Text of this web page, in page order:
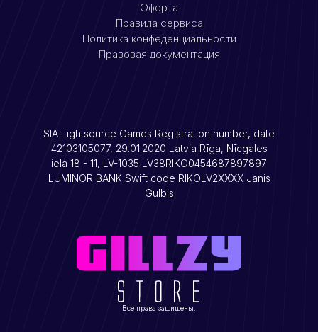
Все права защищены.
Оферта
Правила сервиса
Политика конфеденциальности
Правовая документация
SIA Lightsource Games Registration number, date
42103105077, 29.01.2020 Latvia Rīga, Nīcgales
iela 18 - 11, LV-1035 LV38RIKO0454687897897
LUMINOR BANK Swift code RIKOLV2XXXX Janis
Gulbis